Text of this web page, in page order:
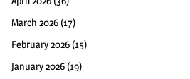
March 2026 (17)
February 2026 (15)
January 2026 (19)